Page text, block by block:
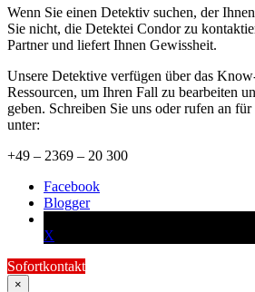
Wenn Sie einen Detektiv suchen, der
Sie nicht, die Detektei Condor zu
Partner und liefert Ihnen Gewissheit.
Unsere Detektive verfügen über das
Ressourcen, um Ihren Fall zu bearbeiten
geben. Schreiben Sie uns oder rufen an
unter:
+49 – 2369 – 20 300
Facebook
Blogger
X
Sofortkontakt
×